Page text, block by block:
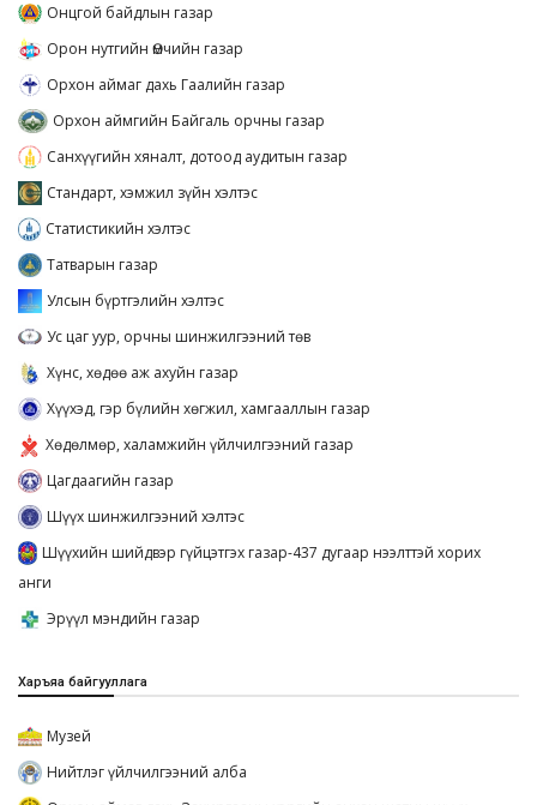
Онцгой байдлын газар
Орон нутгийн Өмчийн газар
Орхон аймаг дахь Гаалийн газар
Орхон аймгийн Байгаль орчны газар
Санхүүгийн хяналт, дотоод аудитын газар
Стандарт, хэмжил зүйн хэлтэс
Статистикийн хэлтэс
Татварын газар
Улсын бүртгэлийн хэлтэс
Ус цаг уур, орчны шинжилгээний төв
Хүнс, хөдөө аж ахуйн газар
Хүүхэд, гэр бүлийн хөгжил, хамгааллын газар
Хөдөлмөр, халамжийн үйлчилгээний газар
Цагдаагийн газар
Шүүх шинжилгээний хэлтэс
Шүүхийн шийдвэр гүйцэтгэх газар-437 дугаар нээлттэй хорих
анги
Эрүүл мэндийн газар
Харъяа байгууллага
Музей
Нийтлэг үйлчилгээний алба